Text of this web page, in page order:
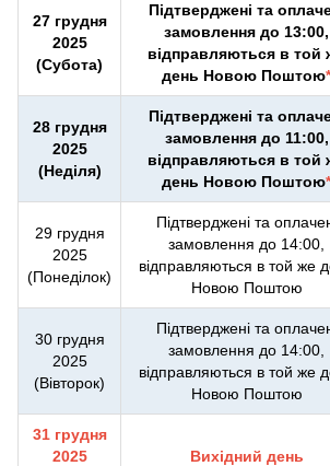
27 грудня
2025
(Субота)
Підтверджені та
замовлення до 13:00,
відправляються в той
день Новою Поштою*
28 грудня
2025
(Неділя)
Підтверджені та
замовлення до 11:00,
відправляються в той
день Новою Поштою*
29 грудня
2025
(Понеділок)
Підтверджені та
замовлення до 14:00,
відправляються в той же
Новою Поштою
30 грудня
2025
(Вівторок)
Підтверджені та
замовлення до 14:00,
відправляються в той же
Новою Поштою
31 грудня
2025
Вихідний день